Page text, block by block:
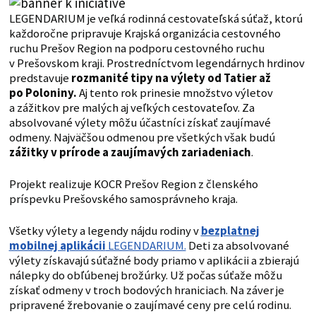
LEGENDARIUM je veľká rodinná cestovateľská súťaž, ktorú
každoročne pripravuje Krajská organizácia cestovného
ruchu Prešov Region na podporu cestovného ruchu
v Prešovskom kraji. Prostredníctvom legendárnych hrdinov
predstavuje rozmanité tipy na výlety od Tatier až
po Poloniny.Aj tento rok prinesie množstvo výletov
a zážitkov pre malých aj veľkých cestovateľov. Za
absolvované výlety môžu účastníci získať zaujímavé
odmeny. Najväčšou odmenou pre všetkých však budú
zážitky v prírode a zaujímavých zariadeniach.
Projekt realizuje KOCR Prešov Region z členského
príspevku Prešovského samosprávneho kraja.
Všetky výlety a legendy nájdu rodiny vbezplatnej
mobilnej aplikácii LEGENDARIUM. Deti za absolvované
výlety získavajú súťažné body priamo v aplikácii a zbierajú
nálepky do obľúbenej brožúrky. Už počas súťaže môžu
získať odmeny v troch bodových hraniciach. Na záver je
pripravené žrebovanie o zaujímavé ceny pre celú rodinu.